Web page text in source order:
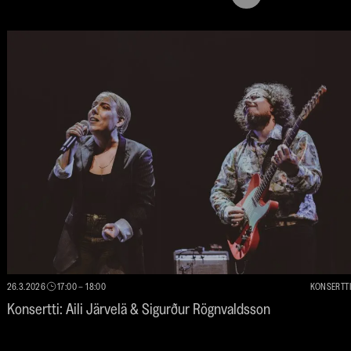
seuraavaan
26.3.2026 17:00– 18:00 KONSERTTI
Konsertti: Aili Järvelä & Sigurður Rögnvaldsson